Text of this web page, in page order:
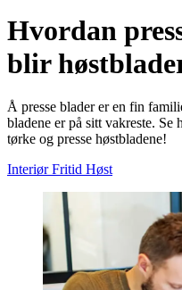
Hvordan
blir
Å presse blader er en fin
bladene er på sitt vakreste. Se
tørke og presse høstbladene!
Interiør Fritid Høst